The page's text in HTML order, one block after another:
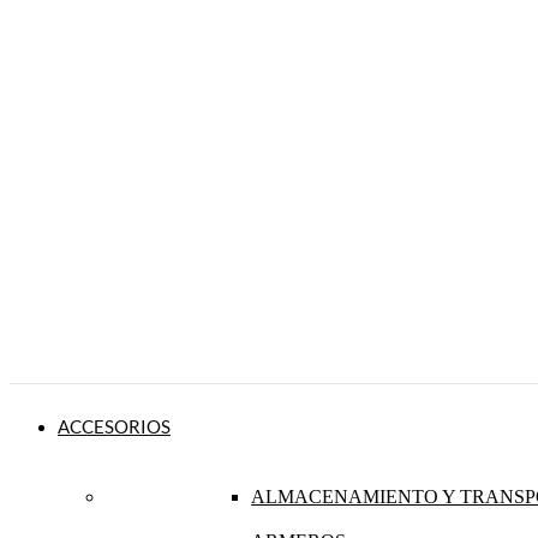
ACCESORIOS
ALMACENAMIENTO Y